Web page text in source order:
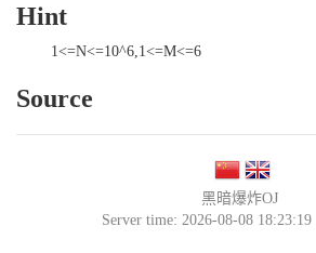
Hint
1<=N<=10^6,1<=M<=6
Source
黑暗爆炸OJ
Server time: 2026-08-08 18:23:19 |